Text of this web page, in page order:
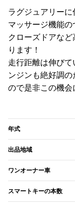
ラグジュアリーに
マッサージ機能
クローズドアな
ります！
走行距離は伸び
ンジンも絶好調
ので是非この機会
年式
出品地域
ワンオーナー車
スマートキーの本数